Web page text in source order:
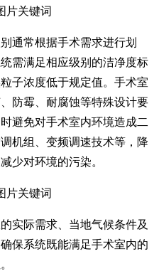
通常根据手术需求进行划
需满足相应级别的洁净度标
子浓度低于规定值。手术室
防霉、耐腐蚀等特殊设计要
避免对手术室内环境造成二
机组、变频调速技术等，降
少对环境的污染。
实际需求、当地气候条件及
保系统既能满足手术室内的